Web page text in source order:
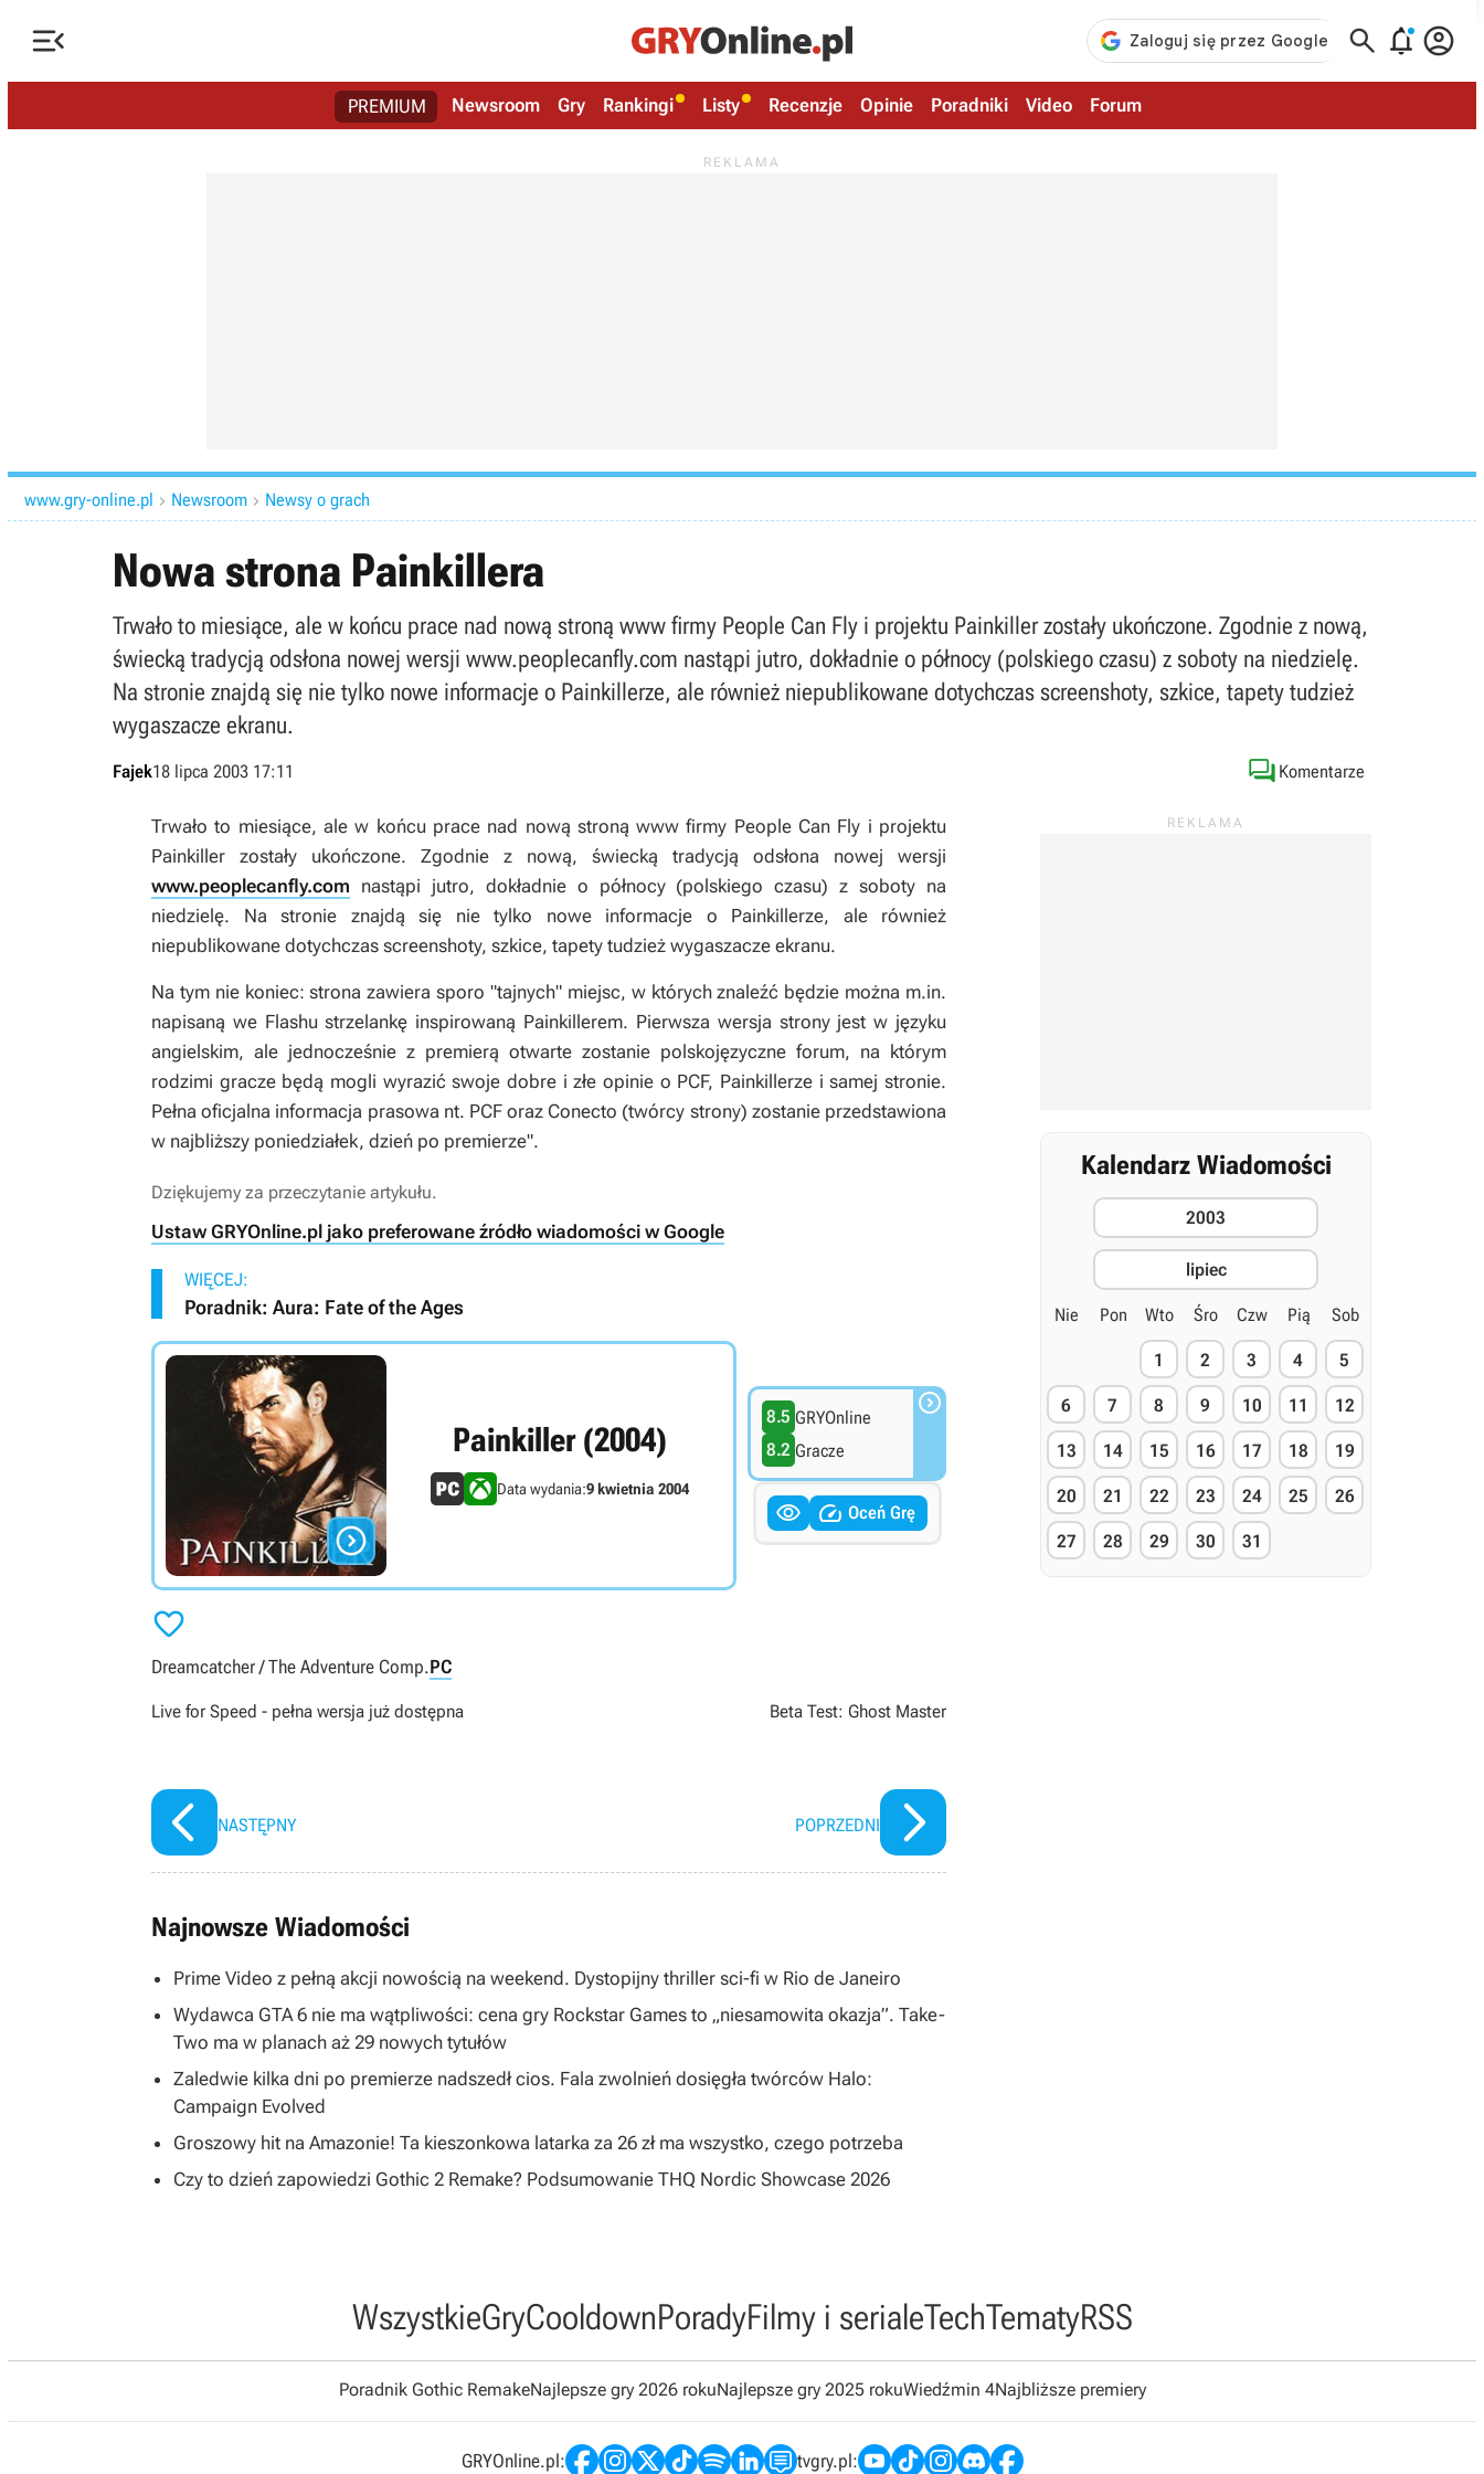
   
PREMIUM Newsroom Gry Rankingi Listy Recenzje Opinie Poradniki Video Forum
www.gry-online.pl  Newsroom  Newsy o grach
Nowa strona Painkillera
Trwało to miesiące, ale w końcu prace nad nową stroną www firmy People Can Fly i projektu Painkiller zostały ukończone. Zgodnie z nową,
świecką tradycją odsłona nowej wersji www.peoplecanfly.com nastąpi jutro, dokładnie o północy (polskiego czasu) z soboty na niedzielę.
Na stronie znajdą się nie tylko nowe informacje o Painkillerze, ale również niepublikowane dotychczas screenshoty, szkice, tapety tudzież
wygaszacze ekranu.
Fajek18 lipca 2003 17:11  Komentarze
Trwało to miesiące, ale w końcu prace nad nową stroną www firmy People Can Fly i projektu
Painkiller zostały ukończone. Zgodnie z nową, świecką tradycją odsłona nowej wersji
www.peoplecanfly.com nastąpi jutro, dokładnie o północy (polskiego czasu) z soboty na
niedzielę. Na stronie znajdą się nie tylko nowe informacje o Painkillerze, ale również
niepublikowane dotychczas screenshoty, szkice, tapety tudzież wygaszacze ekranu.
Na tym nie koniec: strona zawiera sporo "tajnych" miejsc, w których znaleźć będzie można m.in.
napisaną we Flashu strzelankę inspirowaną Painkillerem. Pierwsza wersja strony jest w języku
angielskim, ale jednocześnie z premierą otwarte zostanie polskojęzyczne forum, na którym
rodzimi gracze będą mogli wyrazić swoje dobre i złe opinie o PCF, Painkillerze i samej stronie.
Pełna oficjalna informacja prasowa nt. PCF oraz Conecto (twórcy strony) zostanie przedstawiona
w najbliższy poniedziałek, dzień po premierze".
Dziękujemy za przeczytanie artykułu.
Ustaw GRYOnline.pl jako preferowane źródło wiadomości w Google
WIĘCEJ:
Poradnik: Aura: Fate of the Ages

Painkiller (2004)
Data wydania:9 kwietnia 2004
8.5 GRYOnline
8.2 Gracze

  Oceń Grę

Dreamcatcher / The Adventure Comp.PC
Live for Speed - pełna wersja już dostępna
NASTĘPNY
Beta Test: Ghost Master
POPRZEDNI
Najnowsze Wiadomości
Prime Video z pełną akcji nowością na weekend. Dystopijny thriller sci-fi w Rio de Janeiro
Wydawca GTA 6 nie ma wątpliwości: cena gry Rockstar Games to „niesamowita okazja”. Take-
Two ma w planach aż 29 nowych tytułów
Zaledwie kilka dni po premierze nadszedł cios. Fala zwolnień dosięgła twórców Halo:
Campaign Evolved
Groszowy hit na Amazonie! Ta kieszonkowa latarka za 26 zł ma wszystko, czego potrzeba
Czy to dzień zapowiedzi Gothic 2 Remake? Podsumowanie THQ Nordic Showcase 2026
Kalendarz Wiadomości
2003
lipiec
Nie Pon Wto Śro Czw Pią Sob
1 2 3 4 5
6 7 8 9 10 11 12
13 14 15 16 17 18 19
20 21 22 23 24 25 26
27 28 29 30 31
WszystkieGryCooldownPoradyFilmy i serialeTechTematyRSS
Poradnik Gothic RemakeNajlepsze gry 2026 rokuNajlepsze gry 2025 rokuWiedźmin 4Najbliższe premiery
GRYOnline.pl: tvgry.pl: